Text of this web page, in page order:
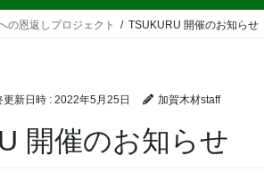
の恩返しプロジェクト TSUKURU 開催のお知らせ
更新日時 : 2022年5月25日 加賀木材staff
開催のお知らせ